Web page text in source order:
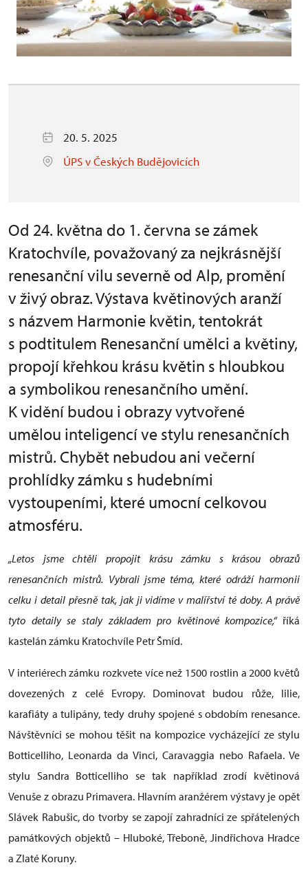
20. 5. 2025
ÚPS v Českých Budějovicích
Od 24. května do 1. června se zámek
Kratochvíle, považovaný za nejkrásnější
renesanční vilu severně od Alp, promění
v živý obraz. Výstava květinových aranží
s názvem Harmonie květin, tentokrát
s podtitulem Renesanční umělci a květiny,
propojí křehkou krásu květin s hloubkou
a symbolikou renesančního umění.
K vidění budou i obrazy vytvořené
umělou inteligencí ve stylu renesančních
mistrů. Chybět nebudou ani večerní
prohlídky zámku s hudebními
vystoupeními, které umocní celkovou
atmosféru.
„Letos jsme chtěli propojit krásu zámku s krásou obrazů
renesančních mistrů. Vybrali jsme téma, které odráží harmonii
celku i detail přesně tak, jak ji vidíme v malířství té doby. A právě
tyto detaily se staly základem pro květinové kompozice,“říká
kastelán zámku Kratochvíle Petr Šmíd.
V interiérech zámku rozkvete více než 1500 rostlin a 2000 květů
dovezených z celé Evropy. Dominovat budou růže, lilie,
karafiáty a tulipány, tedy druhy spojené s obdobím renesance.
Návštěvníci se mohou těšit na kompozice vycházející ze stylu
Botticelliho, Leonarda da Vinci, Caravaggia nebo Rafaela. Ve
stylu Sandra Botticelliho se tak například zrodí květinová
Venuše z obrazu Primavera. Hlavním aranžérem výstavy je opět
Slávek Rabušic, do tvorby se zapojí zahradníci ze spřátelených
památkových objektů – Hluboké, Třeboně, Jindřichova Hradce
a Zlaté Koruny.